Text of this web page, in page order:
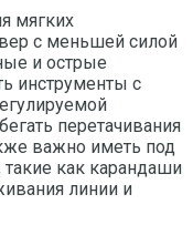
мягких
с меньшей силой
и острые
инструменты с
перетачивания
важно иметь под
как карандаши
линии и